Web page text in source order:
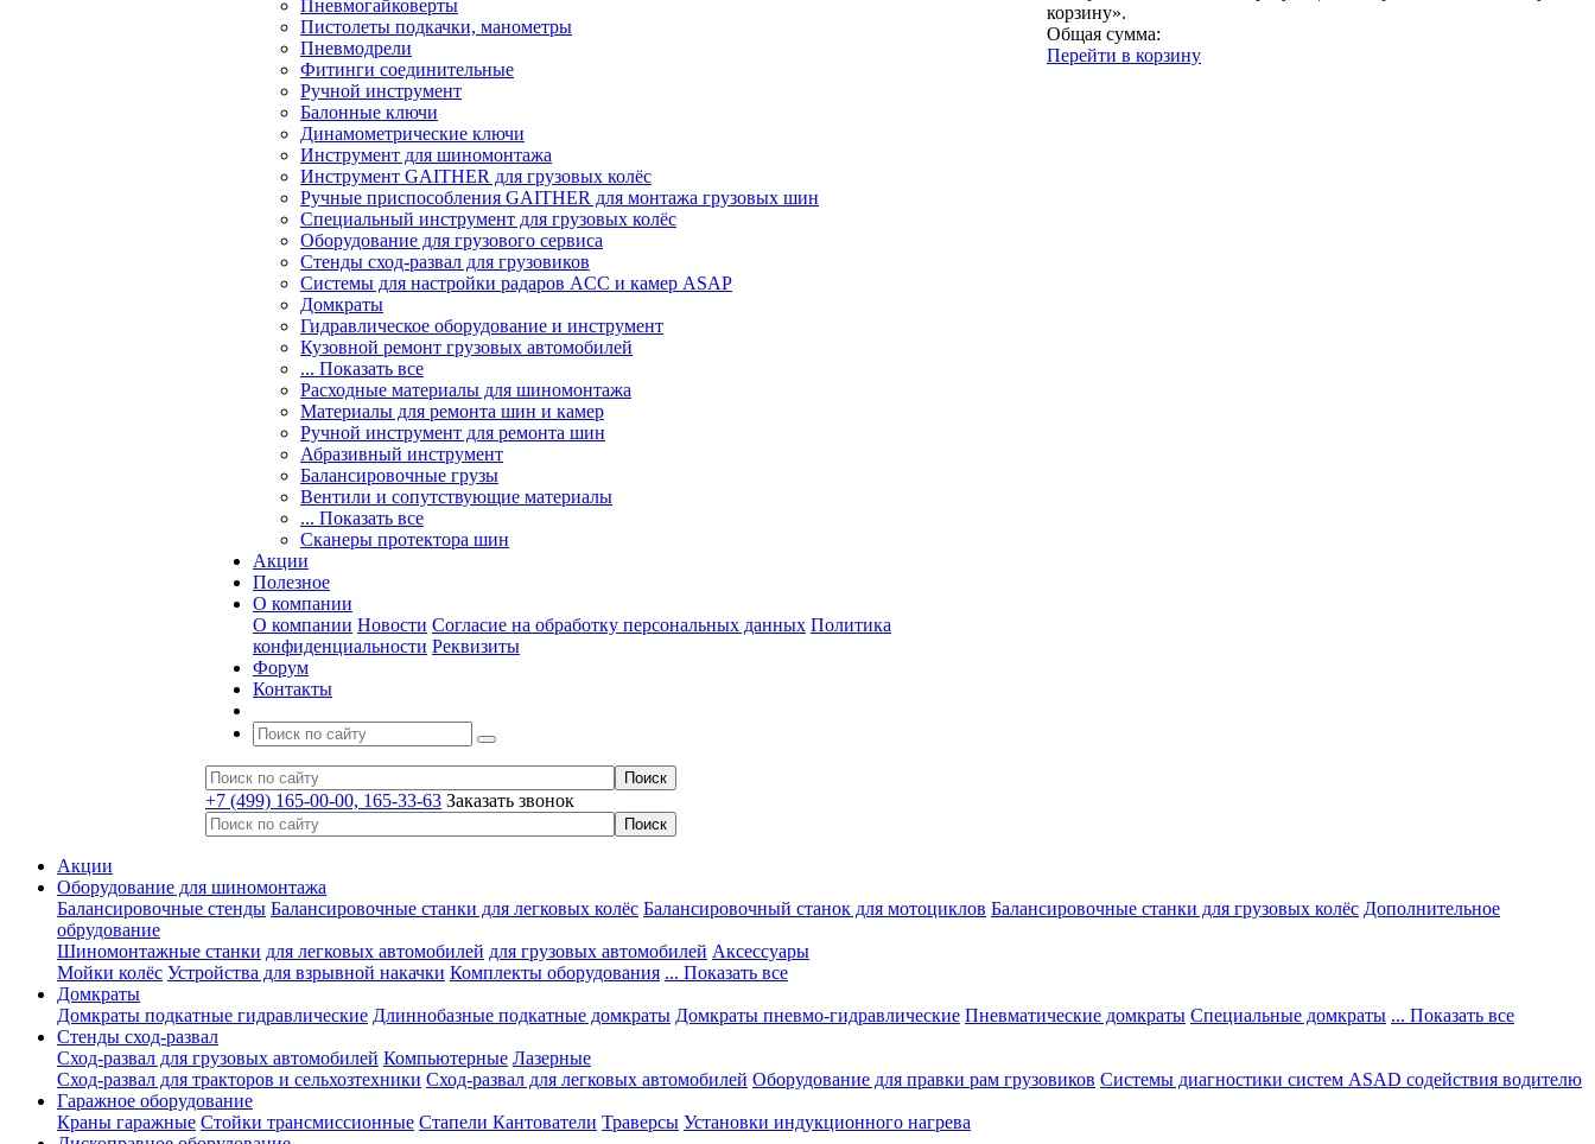
Пневмогайковерты
Пистолеты подкачки, манометры
Пневмодрели
Фитинги соединительные
Ручной инструмент
Балонные ключи
Динамометрические ключи
Инструмент для шиномонтажа
Инструмент GAITHER для грузовых колёс
Ручные приспособления GAITHER для монтажа грузовых шин
Специальный инструмент для грузовых колёс
Оборудование для грузового сервиса
Стенды сход-развал для грузовиков
Системы для настройки радаров ACC и камер ASAP
Домкраты
Гидравлическое оборудование и инструмент
Кузовной ремонт грузовых автомобилей
... Показать все
Расходные материалы для шиномонтажа
Материалы для ремонта шин и камер
Ручной инструмент для ремонта шин
Абразивный инструмент
Балансировочные грузы
Вентили и сопутствующие материалы
... Показать все
Сканеры протектора шин
Акции
Полезное
О компании
О компании Новости Согласие на обработку персональных данных Политика
конфиденциальности Реквизиты
Форум
Контакты
+7 (499) 165-00-00, 165-33-63 Заказать звонок
корзину».
Общая сумма:
Перейти в корзину
Акции
Оборудование для шиномонтажа
Балансировочные стенды Балансировочные станки для легковых колёс Балансировочный станок для мотоциклов Балансировочные станки для грузовых колёс Дополнительное
обрудование
Шиномонтажные станки для легковых автомобилей для грузовых автомобилей Аксессуары
Мойки колёс Устройства для взрывной накачки Комплекты оборудования ... Показать все
Домкраты
Домкраты подкатные гидравлические Длиннобазные подкатные домкраты Домкраты пневмо-гидравлические Пневматические домкраты Специальные домкраты ... Показать все
Стенды сход-развал
Сход-развал для грузовых автомобилей Компьютерные Лазерные
Сход-развал для тракторов и сельхозтехники Сход-развал для легковых автомобилей Оборудование для правки рам грузовиков Системы диагностики систем ASAD содействия водителю
Гаражное оборудование
Краны гаражные Стойки трансмиссионные Стапели Кантователи Траверсы Установки индукционного нагрева